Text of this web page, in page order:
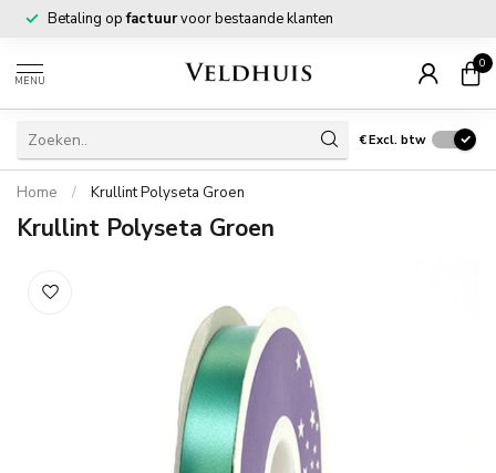
Betaling opfactuurvoor bestaande klanten
MENU
0
€Excl. btw
Home / Krullint Polyseta Groen
Krullint Polyseta Groen